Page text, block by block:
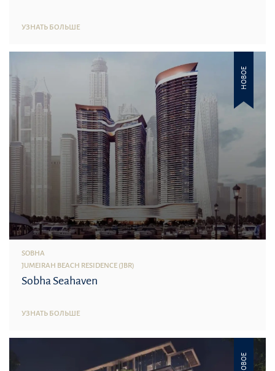
УЗНАТЬ БОЛЬШЕ
НОВОЕ
SOBHA
JUMEIRAH BEACH RESIDENCE (JBR)
Sobha Seahaven
УЗНАТЬ БОЛЬШЕ
НОВОЕ